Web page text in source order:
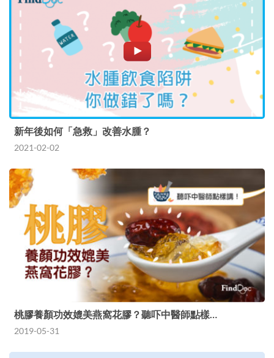
新年後如何「急救」改善水腫？
2021-02-02
桃膠養顏功效媲美燕窩花膠？聽吓中醫師點樣…
2019-05-31